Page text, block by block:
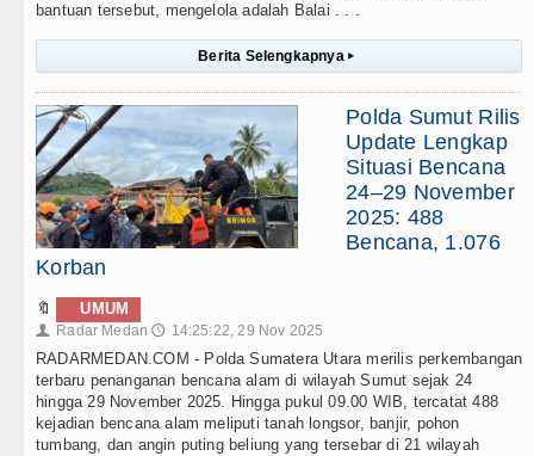
bantuan tersebut, mengelola adalah Balai . . .
Berita Selengkapnya ▸
Polda Sumut Rilis
Update Lengkap
Situasi Bencana
24–29 November
2025: 488
Bencana, 1.076
Korban
🔖 UMUM
👤 Radar Medan 🕔 14:25:22, 29 Nov 2025
RADARMEDAN.COM - Polda Sumatera Utara merilis perkembangan
terbaru penanganan bencana alam di wilayah Sumut sejak 24
hingga 29 November 2025. Hingga pukul 09.00 WIB, tercatat 488
kejadian bencana alam meliputi tanah longsor, banjir, pohon
tumbang, dan angin puting beliung yang tersebar di 21 wilayah